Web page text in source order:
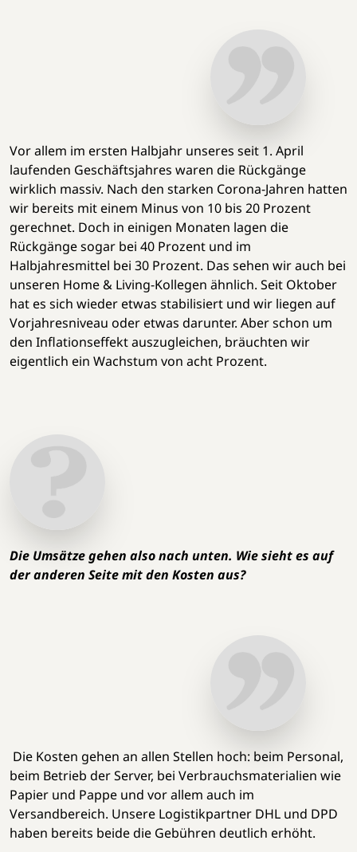
Vor allem im ersten Halbjahr unseres seit 1. April
laufenden Geschäftsjahres waren die Rückgänge
wirklich massiv. Nach den starken Corona-Jahren hatten
wir bereits mit einem Minus von 10 bis 20 Prozent
gerechnet. Doch in einigen Monaten lagen die
Rückgänge sogar bei 40 Prozent und im
Halbjahresmittel bei 30 Prozent. Das sehen wir auch bei
unseren Home & Living-Kollegen ähnlich. Seit Oktober
hat es sich wieder etwas stabilisiert und wir liegen auf
Vorjahresniveau oder etwas darunter. Aber schon um
den Inflationseffekt auszugleichen, bräuchten wir
eigentlich ein Wachstum von acht Prozent.
Die Umsätze gehen also nach unten. Wie sieht es auf
der anderen Seite mit den Kosten aus?
Die Kosten gehen an allen Stellen hoch: beim Personal,
beim Betrieb der Server, bei Verbrauchsmaterialien wie
Papier und Pappe und vor allem auch im
Versandbereich. Unsere Logistikpartner DHL und DPD
haben bereits beide die Gebühren deutlich erhöht.